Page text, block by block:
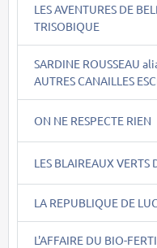
LES AVENTURES DE
TRISOBIQUE
SARDINE ROUSSEAU
AUTRES CANAILLES
ON NE RESPECTE RIEN
LES BLAIREAUX VERTS
LA REPUBLIQUE DE
L'AFFAIRE DU BIO-